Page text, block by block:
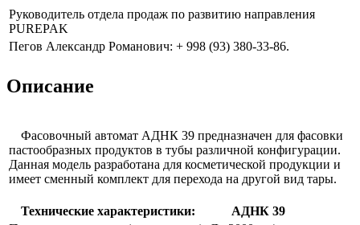
Руководитель отдела продаж по развитию направления
PUREPAK
Пегов Александр Романович: + 998 (93) 380-33-86.
Описание
Фасовочный автомат АДНК 39 предназначен для фасовки
пастообразных продуктов в тубы различной конфигурации.
Данная модель разработана для косметической продукции и
имеет сменный комплект для перехода на другой вид тары.
Технические характеристики:
АДНК 39